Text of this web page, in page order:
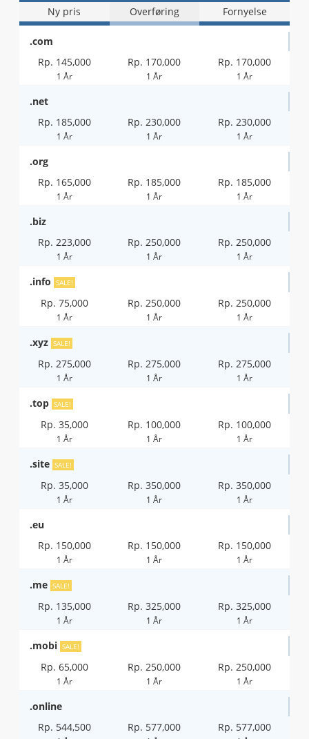
Ny pris
Overføring Fornyelse
.com
Rp. 145,000
1 År
Rp. 170,000
1 År
Rp. 170,000
1 År
.net
Rp. 185,000
1 År
Rp. 230,000
1 År
Rp. 230,000
1 År
.org
Rp. 165,000
1 År
Rp. 185,000
1 År
Rp. 185,000
1 År
.biz
Rp. 223,000
1 År
Rp. 250,000
1 År
Rp. 250,000
1 År
.info SALE!
Rp. 75,000
1 År
Rp. 250,000
1 År
Rp. 250,000
1 År
.xyz SALE!
Rp. 275,000
1 År
Rp. 275,000
1 År
Rp. 275,000
1 År
.top SALE!
Rp. 35,000
1 År
Rp. 100,000
1 År
Rp. 100,000
1 År
.site SALE!
Rp. 35,000
1 År
Rp. 350,000
1 År
Rp. 350,000
1 År
.eu
Rp. 150,000
1 År
Rp. 150,000
1 År
Rp. 150,000
1 År
.me SALE!
Rp. 135,000
1 År
Rp. 325,000
1 År
Rp. 325,000
1 År
.mobi SALE!
Rp. 65,000
1 År
Rp. 250,000
1 År
Rp. 250,000
1 År
.online
Rp. 544,500
Rp. 577,000 Rp. 577,000